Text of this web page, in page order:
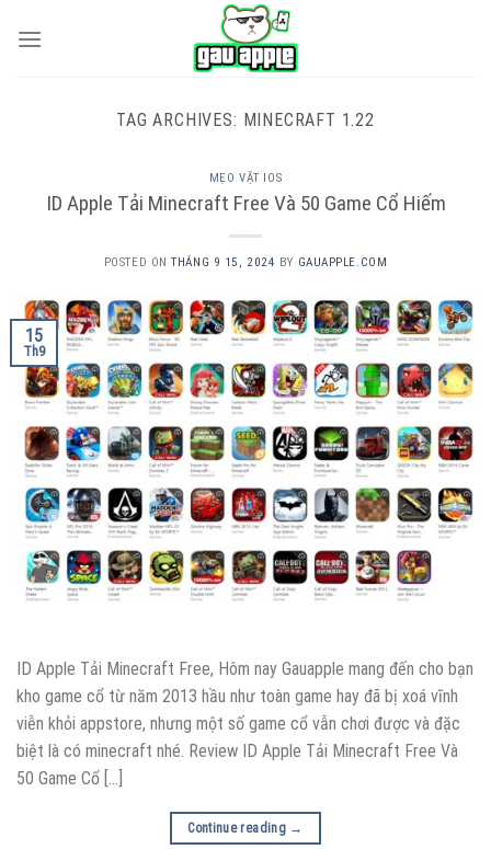
TAG ARCHIVES: MINECRAFT 1.22
MẸO VẶT IOS
ID Apple Tải Minecraft Free Và 50 Game Cổ Hiếm
POSTED ONTHÁNG 9 15, 2024 BY GAUAPPLE.COM
15
Th9
ID Apple Tải Minecraft Free, Hôm nay Gauapple mang đến cho bạn
kho game cổ từ năm 2013 hầu như toàn game hay đã bị xoá vĩnh
viễn khỏi appstore, nhưng một số game cổ vẫn chơi được và đặc
biệt là có minecraft nhé. Review ID Apple Tải Minecraft Free Và
50 Game Cổ […]
Continue reading →